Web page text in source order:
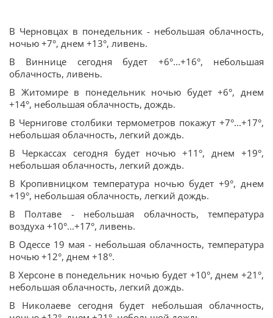
В Черновцах в понедельник - небольшая облачность,
ночью +7°, днем +13°, ливень.
В Виннице сегодня будет +6°...+16°, небольшая
облачность, ливень.
В Житомире в понедельник ночью будет +6°, днем
+14°, небольшая облачность, дождь.
В Чернигове столбики термометров покажут +7°...+17°,
небольшая облачность, легкий дождь.
В Черкассах сегодня будет ночью +11°, днем +19°,
небольшая облачность, легкий дождь.
В Кропивницком температура ночью будет +9°, днем
+19°, небольшая облачность, легкий дождь.
В Полтаве - небольшая облачность, температура
воздуха +10°...+17°, ливень.
В Одессе 19 мая - небольшая облачность, температура
ночью +12°, днем +18°.
В Херсоне в понедельник ночью будет +10°, днем +21°,
небольшая облачность, легкий дождь.
В Николаеве сегодня будет небольшая облачность,